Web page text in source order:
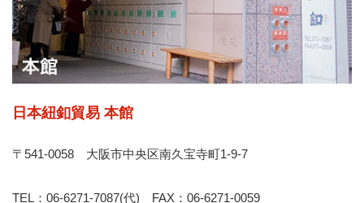
日本紐釦貿易 本館
〒541-0058 大阪市中央区南久宝寺町1-9-7
TEL：06-6271-7087(代) FAX：06-6271-0059